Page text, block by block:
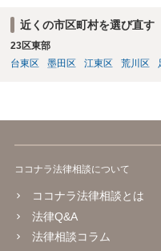
近くの市区町村を選び直す
23区東部
台東区
墨田区 江東区 荒川区
ココナラ法律相談について
ココナラ法律相談とは
法律Q&A
法律相談コラム